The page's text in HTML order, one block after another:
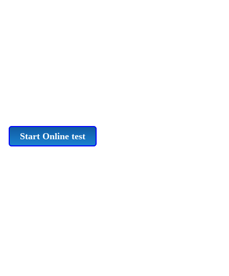
Start Online test